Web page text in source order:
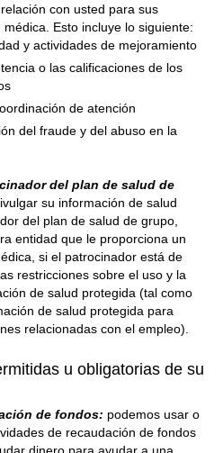
con usted para sus
Esto incluye lo siguiente:
y actividades de mejoramiento
o las calificaciones de los
de atención
del fraude y del abuso en la
del plan de salud de
su información de salud
del plan de salud de grupo,
entidad que le proporciona un
si el patrocinador está de
restricciones sobre el uso y la
de salud protegida (tal como
de salud protegida para
relacionadas con el empleo).
u obligatorias de su
de fondos: podemos usar o
de recaudación de fondos